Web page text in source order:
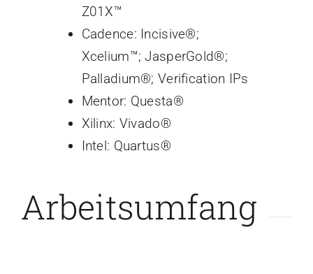
Z01X™
Cadence: Incisive®;
Xcelium™; JasperGold®;
Palladium®; Verification IPs
Mentor: Questa®
Xilinx: Vivado®
Intel: Quartus®
Arbeitsumfang